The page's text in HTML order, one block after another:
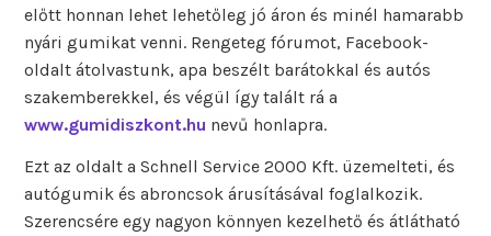
előtt honnan lehet lehetőleg jó áron és minél hamarabb
nyári gumikat venni. Rengeteg fórumot, Facebook-
oldalt átolvastunk, apa beszélt barátokkal és autós
szakemberekkel, és végül így talált rá a
www.gumidiszkont.hu nevű honlapra.
Ezt az oldalt a Schnell Service 2000 Kft. üzemelteti, és
autógumik és abroncsok árusításával foglalkozik.
Szerencsére egy nagyon könnyen kezelhető és átlátható